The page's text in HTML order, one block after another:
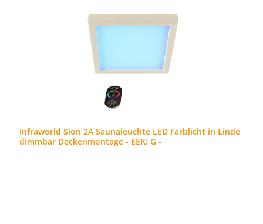
Infraworld Sion 2A Saunaleuchte LED Farblicht in Linde
dimmbar Deckenmontage - EEK: G -